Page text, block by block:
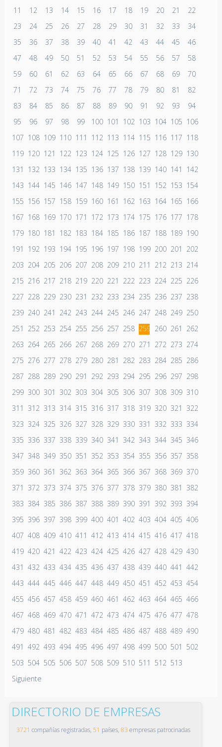
11 12 13 14 15 16 17 18 19 20 21
22
23
24 25 26 27 28 29 30 31 32 33
34
35
36 37 38 39 40 41 42 43 44 45
46
47
48 49 50 51 52 53 54 55 56 57
58
59
60 61 62 63 64 65 66 67 68 69
70
71
72 73 74 75 76 77 78 79 80 81
82
83
84 85 86 87 88 89 90 91 92 93
94
95
96 97 98 99 100 101 102 103 104 105 106
107 108 109 110 111 112 113 114 115 116 117 118
119 120 121 122 123 124 125 126 127 128 129 130
131
132 133 134 135 136 137 138 139 140 141
142
143 144 145 146 147 148 149 150 151 152 153 154
155 156 157 158 159 160 161 162 163 164 165 166
167 168 169 170 171 172 173 174 175 176 177 178
179 180 181 182 183 184 185 186 187 188 189 190
191
192 193 194 195 196 197 198 199 200 201
202
203 204 205 206 207 208 209 210 211 212 213 214
215 216 217 218 219 220 221 222 223 224 225 226
227 228 229 230 231 232 233 234 235 236 237 238
239 240 241 242 243 244 245 246 247 248 249 250
251
252 253 254 255 256 257 258 259 260 261
262
263 264 265 266 267 268 269 270 271 272 273 274
275 276 277 278 279 280 281 282 283 284 285 286
287 288 289 290 291 292 293 294 295 296 297 298
299 300 301 302 303 304 305 306 307 308 309 310
311
312 313 314 315 316 317 318 319 320 321
322
323 324 325 326 327 328 329 330 331 332 333 334
335 336 337 338 339 340 341 342 343 344 345 346
347 348 349 350 351 352 353 354 355 356 357 358
359 360 361 362 363 364 365 366 367 368 369 370
371
372 373 374 375 376 377 378 379 380 381
382
383 384 385 386 387 388 389 390 391 392 393 394
395 396 397 398 399 400 401 402 403 404 405 406
407 408 409 410 411 412 413 414 415 416 417 418
419 420 421 422 423 424 425 426 427 428 429 430
431 432 433 434 435 436 437 438 439 440 441 442
443 444 445 446 447 448 449 450 451 452 453 454
455 456 457 458 459 460 461 462 463 464 465 466
467 468 469 470 471 472 473 474 475 476 477 478
479 480 481 482 483 484 485 486 487 488 489 490
491 492 493 494 495 496 497 498 499 500 501 502
503 504 505 506 507 508 509 510 511 512 513
Siguiente
DIRECTORIO DE EMPRESAS
3721 compañías registradas, 51 países, 83 empresas patrocinadas